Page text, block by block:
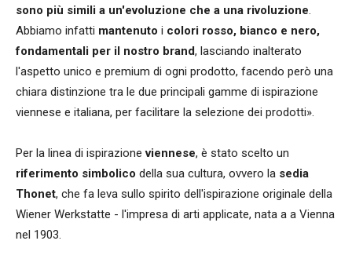
sono più simili a un'evoluzione che a una rivoluzione.
Abbiamo infatti mantenuto i colori rosso, bianco e nero,
fondamentali per il nostro brand, lasciando inalterato
l'aspetto unico e premium di ogni prodotto, facendo però una
chiara distinzione tra le due principali gamme di ispirazione
viennese e italiana, per facilitare la selezione dei prodotti».
Per la linea di ispirazione viennese, è stato scelto un
riferimento simbolico della sua cultura, ovvero la sedia
Thonet, che fa leva sullo spirito dell'ispirazione originale della
Wiener Werkstatte - l'impresa di arti applicate, nata a a Vienna
nel 1903.